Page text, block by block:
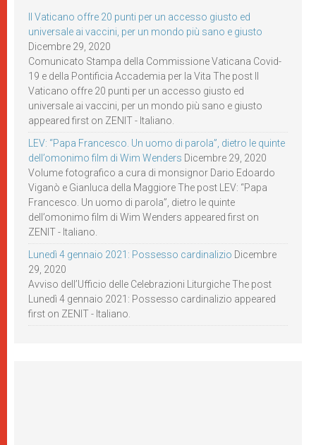
Il Vaticano offre 20 punti per un accesso giusto ed
universale ai vaccini, per un mondo più sano e giusto
Dicembre 29, 2020
Comunicato Stampa della Commissione Vaticana Covid-
19 e della Pontificia Accademia per la Vita The post Il
Vaticano offre 20 punti per un accesso giusto ed
universale ai vaccini, per un mondo più sano e giusto
appeared first on ZENIT - Italiano.
LEV: “Papa Francesco. Un uomo di parola”, dietro le quinte
dell’omonimo film di Wim Wenders Dicembre 29, 2020
Volume fotografico a cura di monsignor Dario Edoardo
Viganò e Gianluca della Maggiore The post LEV: “Papa
Francesco. Un uomo di parola”, dietro le quinte
dell’omonimo film di Wim Wenders appeared first on
ZENIT - Italiano.
Lunedì 4 gennaio 2021: Possesso cardinalizio Dicembre
29, 2020
Avviso dell’Ufficio delle Celebrazioni Liturgiche The post
Lunedì 4 gennaio 2021: Possesso cardinalizio appeared
first on ZENIT - Italiano.